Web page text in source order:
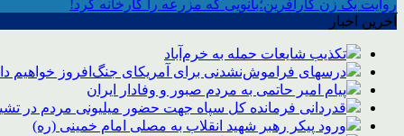
روایت یک زن کارآفرین؛بانویی که مزرعه را کارخانه کرد!
آخرین اخبار
تکذیب شایعات حمله به خرم‌آباد
درسهای فراموش‌نشدنی برای آمریکای جنگ‌افروز خواهیم
پیام امیر حاتمی به مردم صبور و وفادار ایران
قدردانی فرمانده کل سپاه جهت حضور میلیونی مردم در
ورود پیکر رهبر شهید انقلاب به مصلی امام خمینی (ره)